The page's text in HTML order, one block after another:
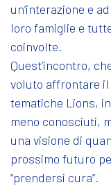
un’interazione e
loro famiglie e
coinvolte.
Quest’incontro,
voluto affrontare
tematiche Lions,
meno conosciuti,
una visione di
prossimo futuro
“prendersi cura”.